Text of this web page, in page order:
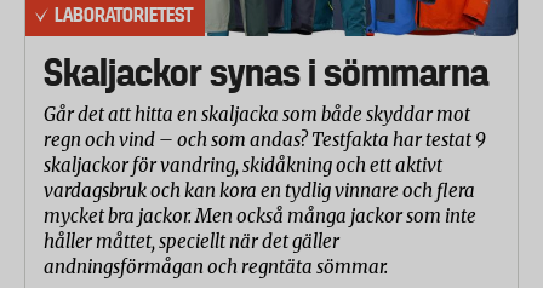
LABORATORIETEST
Skaljackor synas i sömmarna
Går det att hitta en skaljacka som både skyddar mot
regn och vind – och som andas? Testfakta har testat 9
skaljackor för vandring, skidåkning och ett aktivt
vardagsbruk och kan kora en tydlig vinnare och flera
mycket bra jackor. Men också många jackor som inte
håller måttet, speciellt när det gäller
andningsförmågan och regntäta sömmar.